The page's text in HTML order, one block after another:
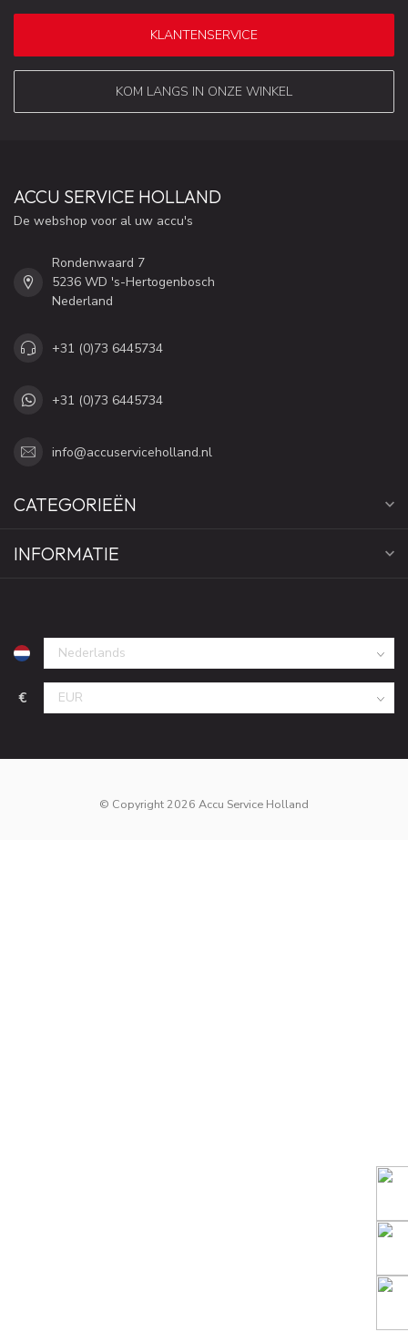
KLANTENSERVICE
KOM LANGS IN ONZE WINKEL
ACCU SERVICE HOLLAND
De webshop voor al uw accu's
Rondenwaard 7
5236 WD 's-Hertogenbosch
Nederland
+31 (0)73 6445734
+31 (0)73 6445734
info@accuserviceholland.nl
CATEGORIEËN
INFORMATIE
€
© Copyright 2026 Accu Service Holland